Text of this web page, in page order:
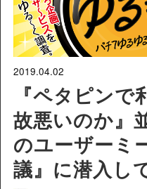
2019.04.02
『ペタピン
故悪いのか』
のユーザーミ
議』に潜入し